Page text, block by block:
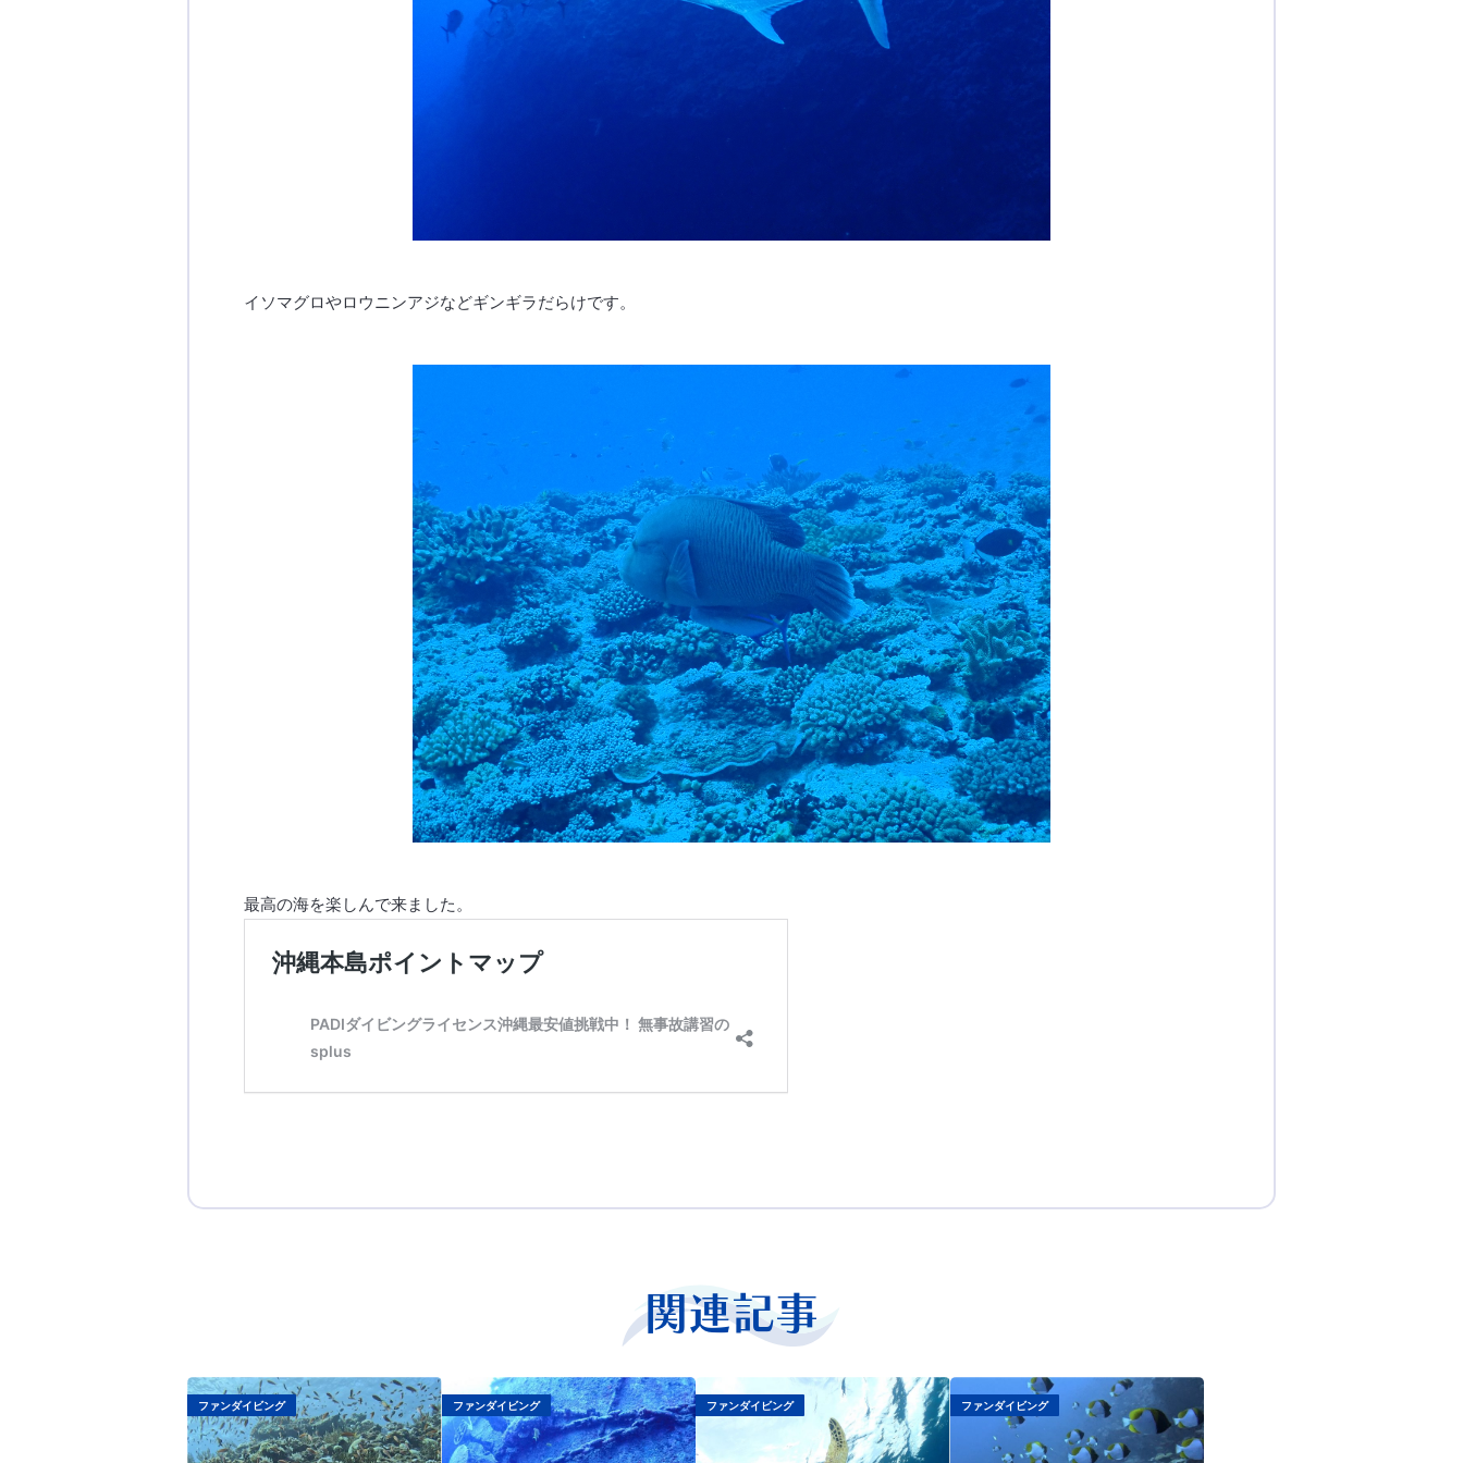
イソマグロやロウニンアジなどギンギラだらけです。
最高の海を楽しんで来ました。
関連記事
ファンダイビング ファンダイビング ファンダイビング ファンダイビング